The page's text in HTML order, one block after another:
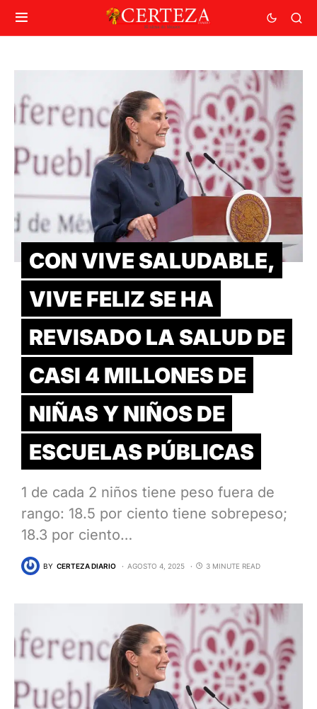
CON VIVE SALUDABLE,
VIVE FELIZ SE HA
REVISADO LA SALUD DE
CASI 4 MILLONES DE
NIÑAS Y NIÑOS DE
ESCUELAS PÚBLICAS
1 de cada 2 niños tiene peso fuera de
rango: 18.5 por ciento tiene sobrepeso;
18.3 por ciento…
BY CERTEZA DIARIO AGOSTO 4, 2025 3 MINUTE READ